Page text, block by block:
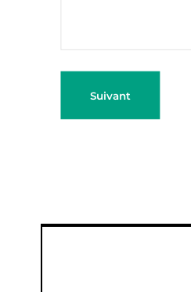
Suivant